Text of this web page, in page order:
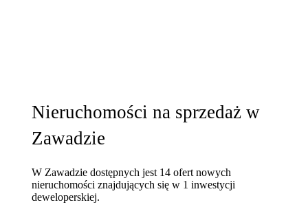
Nieruchomości na sprzedaż w
Zawadzie
W Zawadzie dostępnych jest 14 ofert nowych
nieruchomości znajdujących się w 1 inwestycji
deweloperskiej.